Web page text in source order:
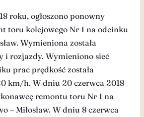
roku, ogłoszono ponowny
toru kolejowego Nr 1 na odcinku
Wymieniona została
i rozjazdy. Wymieniono sieć
prac prędkość została
km/h. W dniu 20 czerwca 2018
remontu toru Nr 1 na
– Miłosław. W dniu 8 czerwca